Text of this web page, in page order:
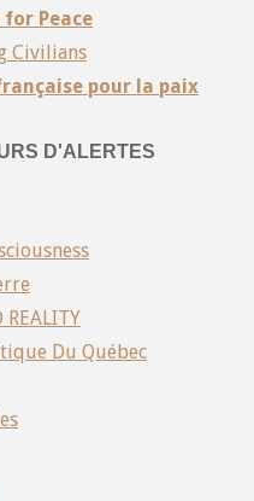
for Peace
Civilians
pour la paix
D'ALERTES
REALITY
Du Québec